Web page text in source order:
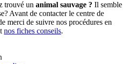
trouvé un animal sauvage ? Il semble
Avant de contacter le centre de
merci de suivre nos procédures en
nos fiches conseils.